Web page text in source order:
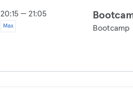
20:15 — 21:05
Max Bootcamp